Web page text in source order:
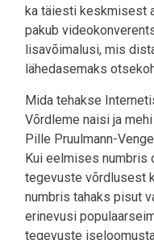
ka täiesti keskmisest
pakub
lisavõimalusi, mis
lähedasemaks
Mida tehakse
Võrdleme naisi ja mehi
Pille Pruulmann-
Kui eelmises numbris
tegevuste võrdlusest
numbris tahaks pisut
erinevusi
tegevuste